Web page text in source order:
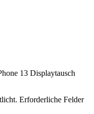
13 Displaytausch
Erforderliche Felder